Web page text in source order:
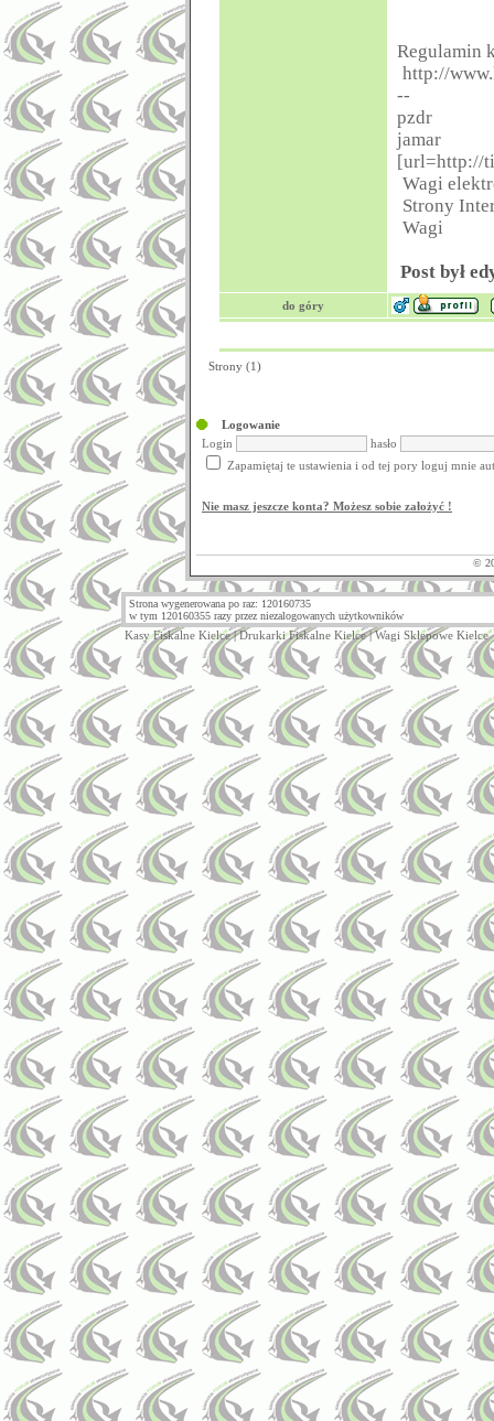
Regulamin
http://
--
pzdr
jamar
[url=http://
Wagi
Strony
Wagi
Post był
do góry
Strony (1)
Logowanie
Login
hasło
Zapamiętaj te ustawienia i od tej pory loguj mnie
Nie masz jeszcze konta? Możesz sobie założyć !
©
Strona wygenerowana po raz: 120160735
w tym 120160355 razy przez niezalogowanych użytkowników
Kasy Fiskalne Kielce|Drukarki Fiskalne Kielce|Wagi Sklepowe Kielce